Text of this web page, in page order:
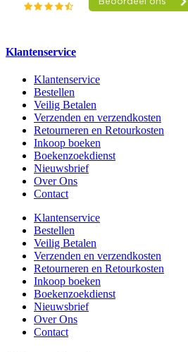
Klantenservice
Klantenservice
Bestellen
Veilig Betalen
Verzenden en verzendkosten
Retourneren en Retourkosten
Inkoop boeken
Boekenzoekdienst
Nieuwsbrief
Over Ons
Contact
Klantenservice
Bestellen
Veilig Betalen
Verzenden en verzendkosten
Retourneren en Retourkosten
Inkoop boeken
Boekenzoekdienst
Nieuwsbrief
Over Ons
Contact